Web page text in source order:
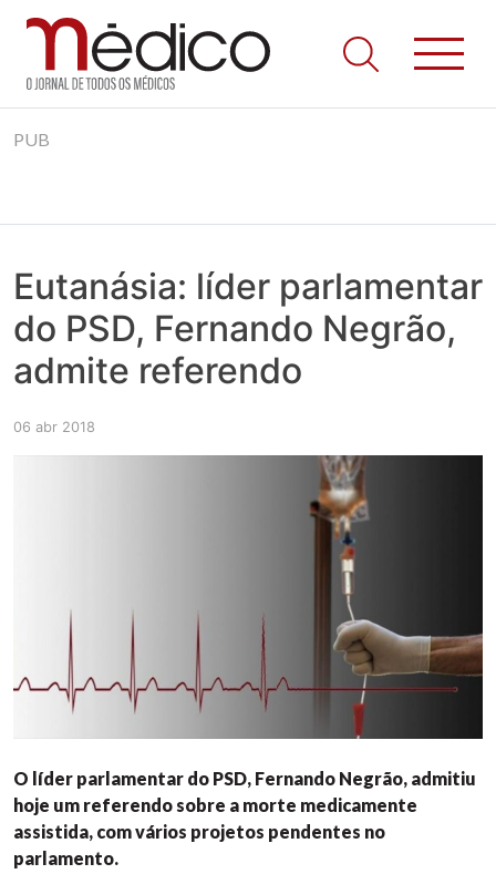
to
Jornal Médico
Médico – O Jornal de Todos os Médicos. Onde as notícias
realmente contam! Tudo o que se passa na Saúde!
PUB
Eutanásia: líder parlamentar
do PSD, Fernando Negrão,
admite referendo
06 abr 2018
O líder parlamentar do PSD, Fernando Negrão, admitiu
hoje um referendo sobre a morte medicamente
assistida, com vários projetos pendentes no
parlamento.